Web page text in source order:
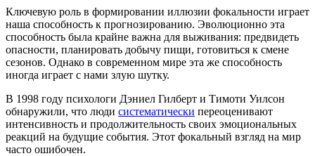
Ключевую роль в формировании иллюзии фокальности играет
наша способность к прогнозированию. Эволюционно эта
способность была крайне важна для выживания: предвидеть
опасности, планировать добычу пищи, готовиться к смене
сезонов. Однако в современном мире эта же способность
иногда играет с нами злую шутку.
В 1998 году психологи Дэниел Гилберт и Тимоти Уилсон
обнаружили, что люди систематически переоценивают
интенсивность и продолжительность своих эмоциональных
реакций на будущие события. Этот фокальный взгляд на мир
часто ошибочен.